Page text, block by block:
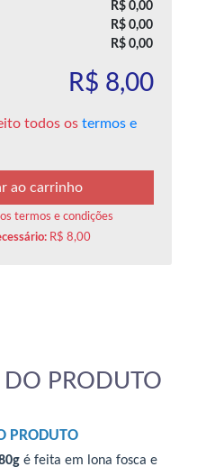
R$ 0,00
R$ 0,00
R$ 0,00
R$ 8,00
todos ostermos e
ao carrinho
termos e condições
R$ 8,00
DO PRODUTO
PRODUTO
é feita em lona fosca e